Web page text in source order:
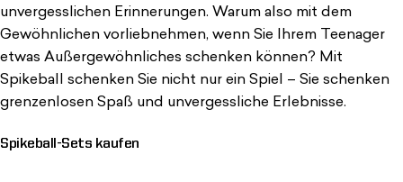
unvergesslichen Erinnerungen. Warum also mit dem
Gewöhnlichen vorliebnehmen, wenn Sie Ihrem Teenager
etwas Außergewöhnliches schenken können? Mit
Spikeball schenken Sie nicht nur ein Spiel – Sie schenken
grenzenlosen Spaß und unvergessliche Erlebnisse.
Spikeball-Sets kaufen